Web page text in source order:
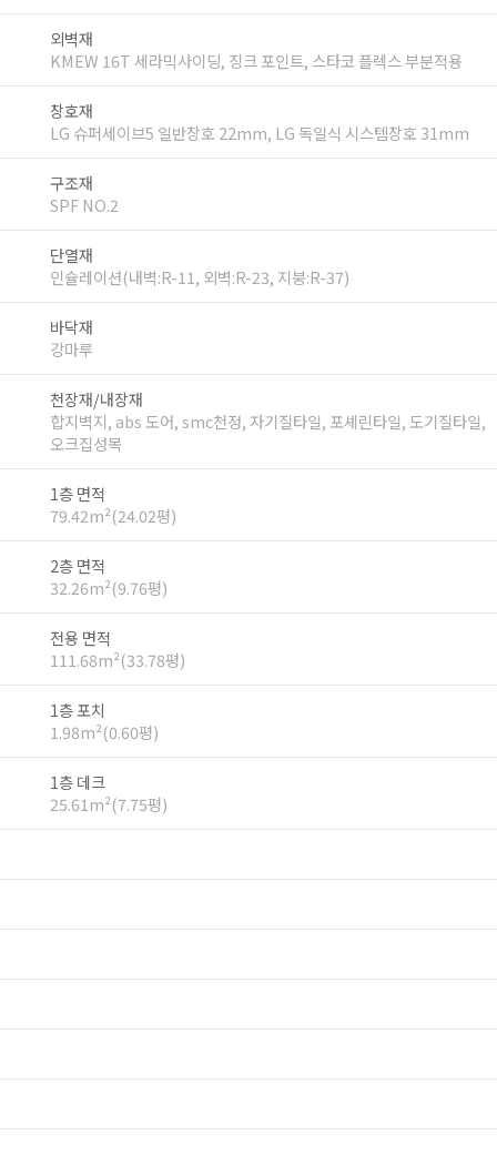
외벽재
KMEW 16T 세라믹사이딩, 징크 포인트, 스타코 플렉스 부분적용
창호재
LG 슈퍼세이브5 일반창호 22mm, LG 독일식 시스템창호 31mm
구조재
SPF NO.2
단열재
인슐레이션(내벽:R-11, 외벽:R-23, 지붕:R-37)
바닥재
강마루
천장재/내장재
합지벽지, abs 도어, smc천정, 자기질타일, 포셰린타일, 도기질타일,
오크집성목
1층 면적
79.42m²(24.02평)
2층 면적
32.26m²(9.76평)
전용 면적
111.68m²(33.78평)
1층 포치
1.98m²(0.60평)
1층 데크
25.61m²(7.75평)